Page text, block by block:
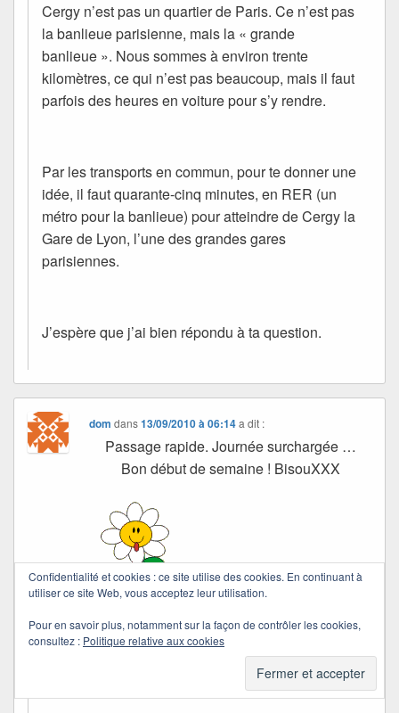
Cergy n’est pas un quartier de Paris. Ce n’est pas
la banlieue parisienne, mais la « grande
banlieue ». Nous sommes à environ trente
kilomètres, ce qui n’est pas beaucoup, mais il faut
parfois des heures en voiture pour s’y rendre.
Par les transports en commun, pour te donner une
idée, il faut quarante-cinq minutes, en RER (un
métro pour la banlieue) pour atteindre de Cergy la
Gare de Lyon, l’une des grandes gares
parisiennes.
J’espère que j’ai bien répondu à ta question.
dom dans13/09/2010 à 06:14 a dit :
Passage rapide. Journée surchargée …
Bon début de semaine ! BisouXXX
dom
Quichottine
a dit :
Confidentialité et cookies : ce site utilise des cookies. En continuant à
utiliser ce site Web, vous acceptez leur utilisation.
Pour en savoir plus, notamment sur la façon de contrôler les cookies,
consultez : Politique relative aux cookies